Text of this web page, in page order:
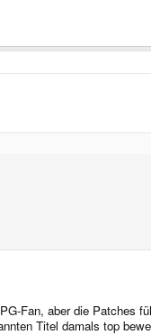
Fan, aber die Patches
Titel damals top